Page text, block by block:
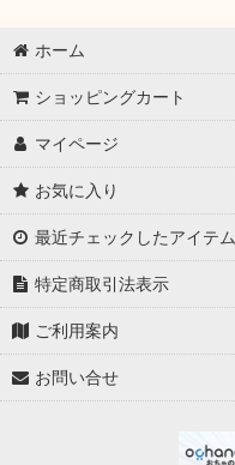
ホーム
ショッピングカート
マイページ
お気に入り
最近チェックしたアイテム
特定商取引法表示
ご利用案内
お問い合せ